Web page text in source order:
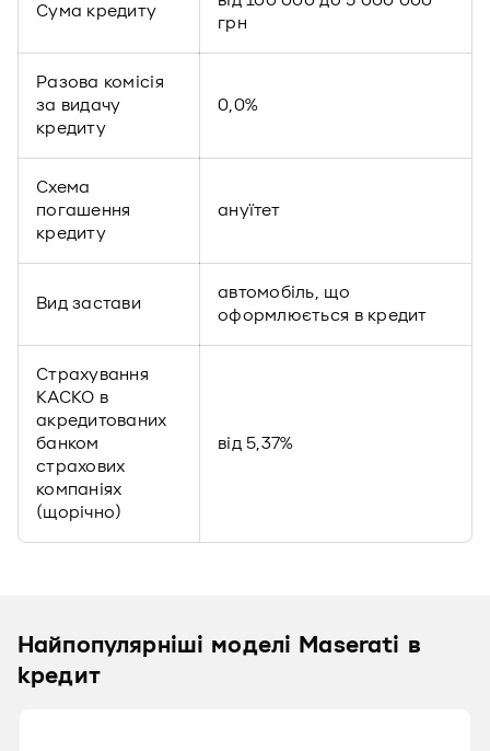
Сума кредиту
грн
Разова комісія
за видачу
кредиту
0,0%
Схема
погашення
кредиту
ануїтет
Вид застави
автомобіль, що
оформлюється в кредит
Страхування
КАСКО в
акредитованих
банком
страхових
компаніях
(щорічно)
від 5,37%
Найпопулярніші моделі Maserati в
кредит